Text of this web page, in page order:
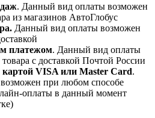
. Данный вид оплаты возможен
из магазинов АвтоГлобус
Данный вид оплаты возможен
платежом. Данный вид оплаты
с доставкой Почтой России
VISA или Master Card.
при любом способе
оплаты в данный момент